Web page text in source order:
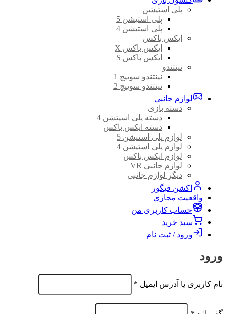
پلی استیشن
پلی استیشن 5
پلی استیشن 4
ایکس باکس
ایکس باکس X
ایکس باکس S
نینتندو
نینتندو سوییچ 1
نینتندو سوییچ 2
لوازم جانبی
دسته بازی
دسته پلی اسیتشن 4
دسته ایکس باکس
لوازم پلی استیشن 5
لوازم پلی استیشن 4
لوازم ایکس باکس
لوازم جانبی VR
دیگر لوازم جانبی
اکشن فیگور
واقعیت مجازی
حساب کاربری من
سبد خرید
ورود / ثبت نام
ورود
نام کاربری یا آدرس ایمیل *
الزامی
الزامی